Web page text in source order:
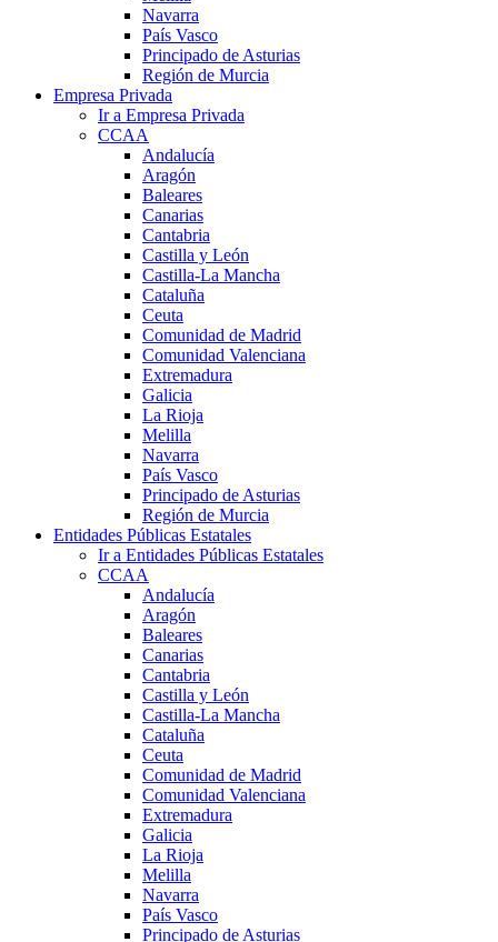
Navarra
País Vasco
Principado de Asturias
Región de Murcia
Empresa Privada
Ir a Empresa Privada
CCAA
Andalucía
Aragón
Baleares
Canarias
Cantabria
Castilla y León
Castilla-La Mancha
Cataluña
Ceuta
Comunidad de Madrid
Comunidad Valenciana
Extremadura
Galicia
La Rioja
Melilla
Navarra
País Vasco
Principado de Asturias
Región de Murcia
Entidades Públicas Estatales
Ir a Entidades Públicas Estatales
CCAA
Andalucía
Aragón
Baleares
Canarias
Cantabria
Castilla y León
Castilla-La Mancha
Cataluña
Ceuta
Comunidad de Madrid
Comunidad Valenciana
Extremadura
Galicia
La Rioja
Melilla
Navarra
País Vasco
Principado de Asturias